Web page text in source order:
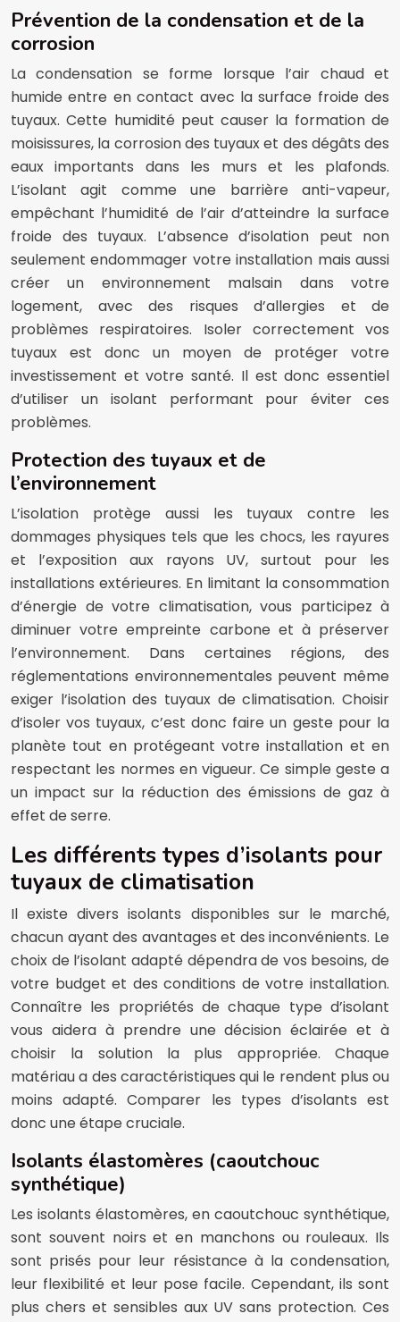
Prévention de la condensation et de la
corrosion
La condensation se forme lorsque l’air chaud et
humide entre en contact avec la surface froide des
tuyaux. Cette humidité peut causer la formation de
moisissures, la corrosion des tuyaux et des dégâts des
eaux importants dans les murs et les plafonds.
L’isolant agit comme une barrière anti-vapeur,
empêchant l’humidité de l’air d’atteindre la surface
froide des tuyaux. L’absence d’isolation peut non
seulement endommager votre installation mais aussi
créer un environnement malsain dans votre
logement, avec des risques d’allergies et de
problèmes respiratoires. Isoler correctement vos
tuyaux est donc un moyen de protéger votre
investissement et votre santé. Il est donc essentiel
d’utiliser un isolant performant pour éviter ces
problèmes.
Protection des tuyaux et de
l’environnement
L’isolation protège aussi les tuyaux contre les
dommages physiques tels que les chocs, les rayures
et l’exposition aux rayons UV, surtout pour les
installations extérieures. En limitant la consommation
d’énergie de votre climatisation, vous participez à
diminuer votre empreinte carbone et à préserver
l’environnement. Dans certaines régions, des
réglementations environnementales peuvent même
exiger l’isolation des tuyaux de climatisation. Choisir
d’isoler vos tuyaux, c’est donc faire un geste pour la
planète tout en protégeant votre installation et en
respectant les normes en vigueur. Ce simple geste a
un impact sur la réduction des émissions de gaz à
effet de serre.
Les différents types d’isolants pour
tuyaux de climatisation
Il existe divers isolants disponibles sur le marché,
chacun ayant des avantages et des inconvénients. Le
choix de l’isolant adapté dépendra de vos besoins, de
votre budget et des conditions de votre installation.
Connaître les propriétés de chaque type d’isolant
vous aidera à prendre une décision éclairée et à
choisir la solution la plus appropriée. Chaque
matériau a des caractéristiques qui le rendent plus ou
moins adapté. Comparer les types d’isolants est
donc une étape cruciale.
Isolants élastomères (caoutchouc
synthétique)
Les isolants élastomères, en caoutchouc synthétique,
sont souvent noirs et en manchons ou rouleaux. Ils
sont prisés pour leur résistance à la condensation,
leur flexibilité et leur pose facile. Cependant, ils sont
plus chers et sensibles aux UV sans protection. Ces